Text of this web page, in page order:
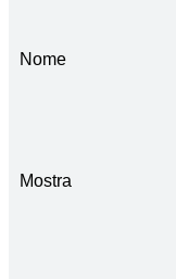
Nome
Mostra